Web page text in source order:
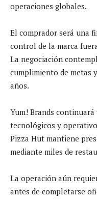
operaciones globales.
El comprador será una
control de la marca
La negociación
cumplimiento de metas
años.
Yum! Brands
tecnológicos y
Pizza Hut mantiene
mediante miles de
La operación aún
antes de completarse